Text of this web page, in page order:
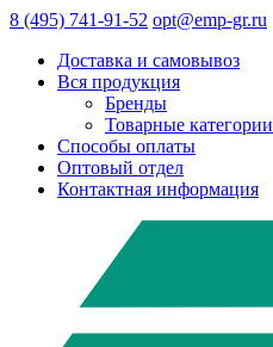
8 (495) 741-91-52 opt@emp-gr.ru
Доставка и самовывоз
Вся продукция
Бренды
Товарные категории
Способы оплаты
Оптовый отдел
Контактная информация